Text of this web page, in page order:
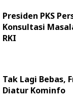
Presiden PKS
Konsultasi
RKI
Tak Lagi Bebas,
Diatur Kominfo